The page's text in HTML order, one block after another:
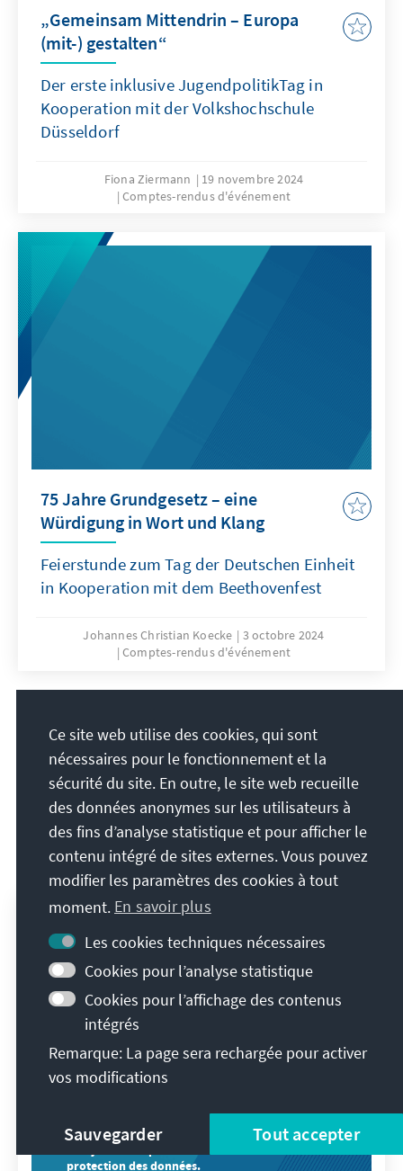
„Gemeinsam Mittendrin – Europa
(mit-) gestalten“
Der erste inklusive JugendpolitikTag in
Kooperation mit der Volkshochschule
Düsseldorf
Fiona Ziermann
19 novembre 2024
Comptes-rendus d'événement
75 Jahre Grundgesetz – eine
Würdigung in Wort und Klang
Feierstunde zum Tag der Deutschen Einheit
in Kooperation mit dem Beethovenfest
Johannes Christian Koecke
3 octobre 2024
Comptes-rendus d'événement
Toutes les publications
Médiathèque
Veuillez cliquer ici pour voir le
contenu.
Ou ajustez vos paramètres de cookies dans la
protection des données.
Ce site web utilise des cookies, qui sont
nécessaires pour le fonctionnement et la
sécurité du site. En outre, le site web recueille
des données anonymes sur les utilisateurs à
des fins d’analyse statistique et pour afficher le
contenu intégré de sites externes. Vous pouvez
modifier les paramètres des cookies à tout
moment. En savoir plus
Les cookies techniques nécessaires
Cookies pour l’analyse statistique
Cookies pour l’affichage des contenus
intégrés
Remarque: La page sera rechargée pour activer
vos modifications
Sauvegarder Tout accepter